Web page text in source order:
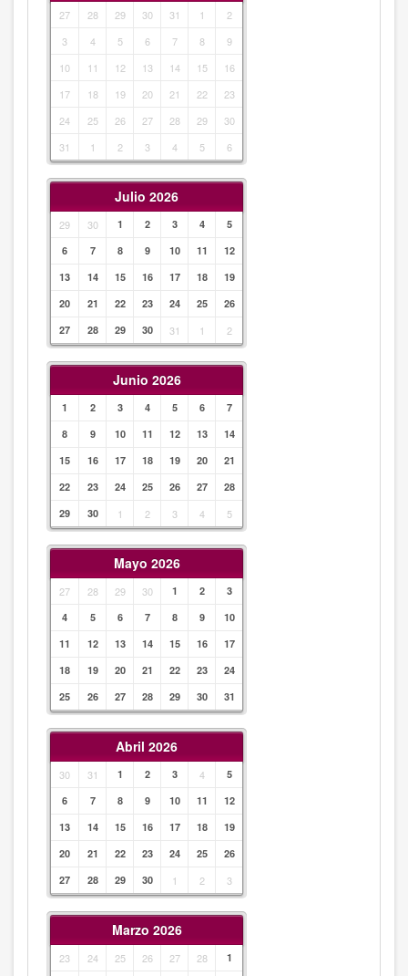
27 28 29 30 31 1
2
3
4 5 6 7 8
9
10
11 12 13 14 15
16
17
18 19 20 21 22
23
24
25 26 27 28 29
30
31
1 2 3 4 5 6
Julio 2026
29 30 1 2 3 4
5
6
7 8 9 10 11
12
13
14 15 16 17 18
19
20
21 22 23 24 25
26
27
28 29 30 31 1 2
Junio 2026
1 2 3 4 5 6
7
8
9 10 11 12 13
14
15
16 17 18 19 20
21
22
23 24 25 26 27
28
29
30 1 2 3 4 5
Mayo 2026
27 28 29 30 1 2
3
4
5 6 7 8 9
10
11
12 13 14 15 16
17
18
19 20 21 22 23
24
25
26 27 28 29 30 31
Abril 2026
30 31 1 2 3 4
5
6
7 8 9 10 11
12
13
14 15 16 17 18
19
20
21 22 23 24 25
26
27
28 29 30 1 2 3
Marzo 2026
23 24 25 26 27 28
1